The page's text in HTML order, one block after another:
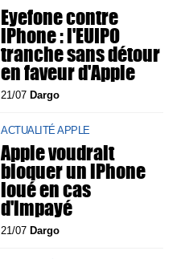
Eyefone contre
iPhone : l'EUIPO
tranche sans détour
en faveur d'Apple
21/07 Dargo
ACTUALITÉ APPLE
Apple voudrait
bloquer un iPhone
loué en cas
d'impayé
21/07 Dargo